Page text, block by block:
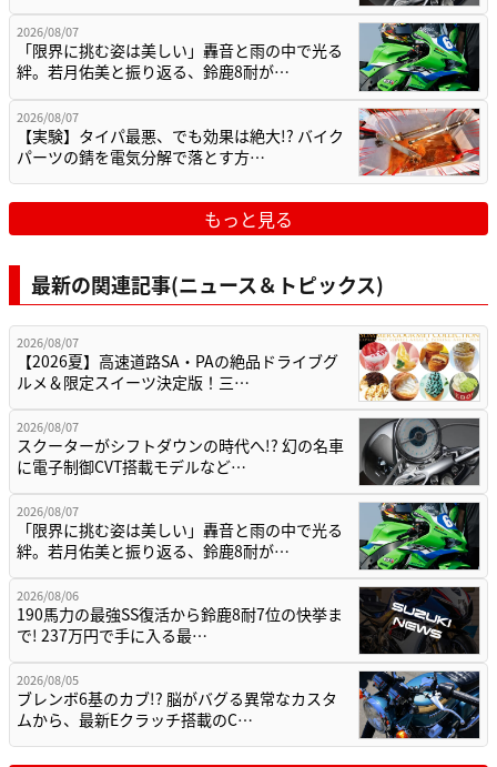
2026/08/07
「限界に挑む姿は美しい」轟音と雨の中で光る
絆。若月佑美と振り返る、鈴鹿8耐が…
2026/08/07
【実験】タイパ最悪、でも効果は絶大!? バイク
パーツの錆を電気分解で落とす方…
もっと見る
最新の関連記事(ニュース＆トピックス)
2026/08/07
【2026夏】高速道路SA・PAの絶品ドライブグ
ルメ＆限定スイーツ決定版！三…
2026/08/07
スクーターがシフトダウンの時代へ!? 幻の名車
に電子制御CVT搭載モデルなど…
2026/08/07
「限界に挑む姿は美しい」轟音と雨の中で光る
絆。若月佑美と振り返る、鈴鹿8耐が…
2026/08/06
190馬力の最強SS復活から鈴鹿8耐7位の快挙ま
で! 237万円で手に入る最…
2026/08/05
ブレンボ6基のカブ!? 脳がバグる異常なカスタ
ムから、最新Eクラッチ搭載のC…